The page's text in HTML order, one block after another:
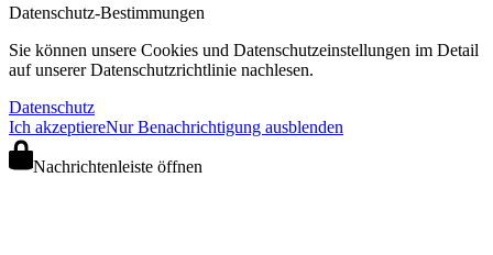
Datenschutz-Bestimmungen
Sie können unsere Cookies und Datenschutzeinstellungen im Detail
auf unserer Datenschutzrichtlinie nachlesen.
Datenschutz
Ich akzeptiereNur Benachrichtigung ausblenden
Nachrichtenleiste öffnen